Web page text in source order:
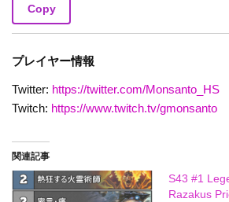
Copy
プレイヤー情報
Twitter: https://twitter.com/Monsanto_HS
Twitch: https://www.twitch.tv/gmonsanto
関連記事
S43 #1
Razakus